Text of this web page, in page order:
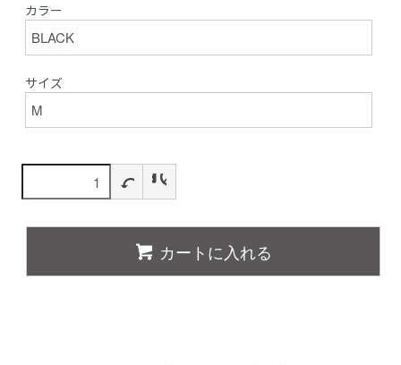
カラー
サイズ
カートに入れる